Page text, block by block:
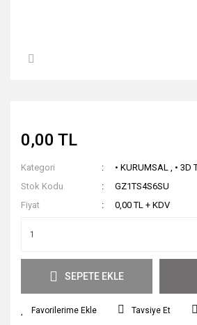
0,00 TL
Kategori • KURUMSAL , • 3D
Stok Kodu
GZ1TS4S6SU
Fiyat
0,00 TL + KDV
SEPETE EKLE
Tavsiye Et